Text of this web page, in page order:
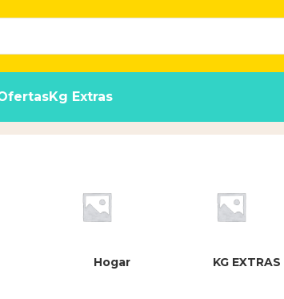
Kg Extras
Pollo Para Gato X5 Uds
Hogar KG EXTRAS